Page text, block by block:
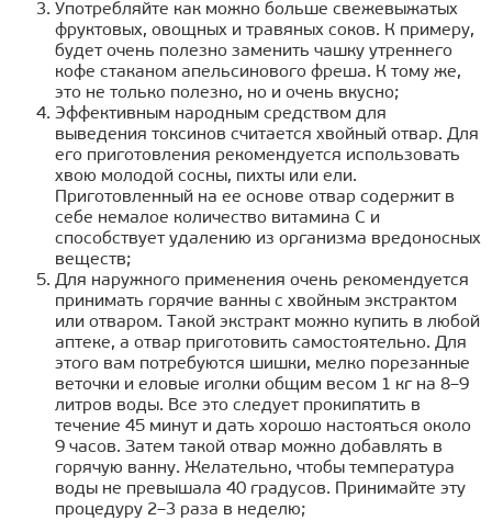
Употребляйте как можно больше свежевыжатых
фруктовых, овощных и травяных соков. К примеру,
будет очень полезно заменить чашку утреннего
кофе стаканом апельсинового фреша. К тому же,
это не только полезно, но и очень вкусно;
Эффективным народным средством для
выведения токсинов считается хвойный отвар. Для
его приготовления рекомендуется использовать
хвою молодой сосны, пихты или ели.
Приготовленный на ее основе отвар содержит в
себе немалое количество витамина C и
способствует удалению из организма вредоносных
веществ;
Для наружного применения очень рекомендуется
принимать горячие ванны с хвойным экстрактом
или отваром. Такой экстракт можно купить в любой
аптеке, а отвар приготовить самостоятельно. Для
этого вам потребуются шишки, мелко порезанные
веточки и еловые иголки общим весом 1 кг на 8–9
литров воды. Все это следует прокипятить в
течение 45 минут и дать хорошо настояться около
9 часов. Затем такой отвар можно добавлять в
горячую ванну. Желательно, чтобы температура
воды не превышала 40 градусов. Принимайте эту
процедуру 2–3 раза в неделю;